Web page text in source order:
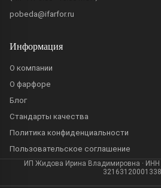
pobeda@ifarfor.ru
Информация
О компании
О фарфоре
Блог
Стандарты качества
Политика конфиденциальности
Пользовательское соглашение
ИП Жидова Ирина Владимировна · ИНН